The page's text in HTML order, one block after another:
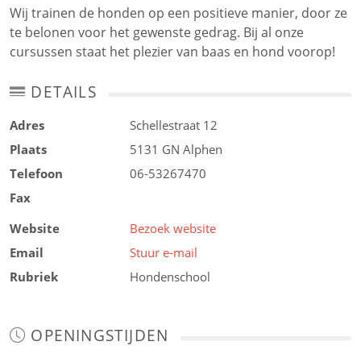
Wij trainen de honden op een positieve manier, door ze
te belonen voor het gewenste gedrag. Bij al onze
cursussen staat het plezier van baas en hond voorop!
DETAILS
Adres
Schellestraat 12
Plaats
5131 GN Alphen
Telefoon
06-53267470
Fax
Website
Bezoek website
Email
Stuur e-mail
Rubriek
Hondenschool
OPENINGSTIJDEN